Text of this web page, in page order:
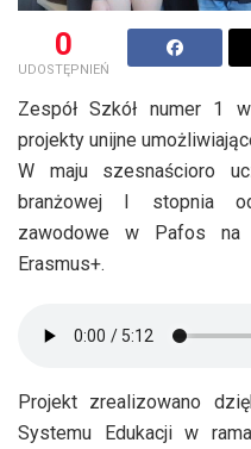
0
UDOSTĘPNIEŃ
Zespół Szkół numer 1
projekty unijne
W maju szesnaścioro
branżowej I stopnia
zawodowe w Pafos na
Erasmus+.
Projekt zrealizowano
Systemu Edukacji w